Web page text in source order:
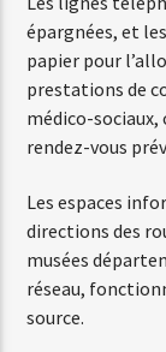
épargnées, et
papier pour
prestations de
médico-sociaux,
rendez-vous
Les espaces
directions des
musées
réseau,
source.